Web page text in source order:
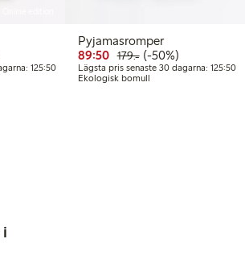
kr
89,50 kr
pris: 179,00 kr
125:50Lägsta pris senaste 30 dagarna: 125,50 kr
Pyjamasromper
89:50 Rabatterat pris: 89,50 kr
179:-Ordinarie pris:
50% rabatt
(-50%)
Lägsta pris senaste 30 dagarna: 125:50
Ekologisk bomull
i